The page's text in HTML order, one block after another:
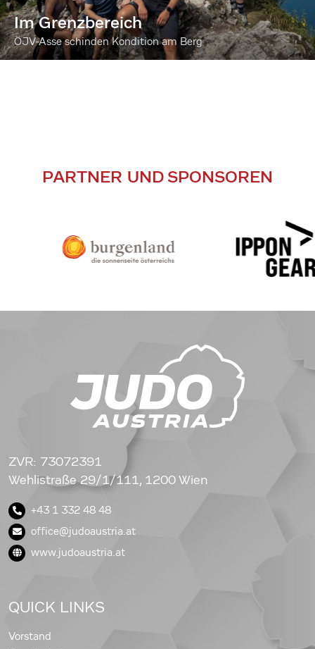
Im Grenzbereich
ÖJV-Asse schinden Kondition am Berg
PARTNER UND SPONSOREN
ZVR: 73072391
Wehlistraße 29/1/111, 1200 Wien
+43 1 332 48 48
office@judoaustria.at
www.judoaustria.at
QUICK LINKS
Vorstand